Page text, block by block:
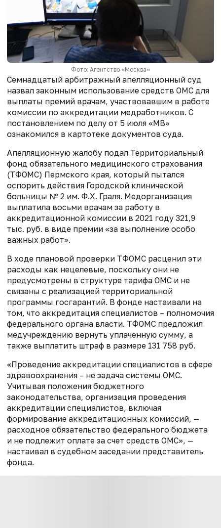
Фото: Агентство «Москва»
Семнадцатый арбитражный апелляционный суд
назвал законным использование средств ОМС для
выплаты премий врачам, участвовавшим в работе
комиссии по аккредитации медработников. С
постановлением по делу от 5 июля «МВ»
ознакомился в картотеке документов суда.
Апелляционную жалобу подал Территориальный
фонд обязательного медицинского страхования
(ТФОМС) Пермского края, который пытался
оспорить действия Городской клинической
больницы № 2 им. Ф.Х. Граля. Медорганизация
выплатила восьми врачам за работу в
аккредитационной комиссии в 2021 году 321,9
тыс. руб. в виде премии «за выполнение особо
важных работ».
В ходе плановой проверки ТФОМС расценил эти
расходы как нецелевые, поскольку они не
предусмотрены в структуре тарифа ОМС и не
связаны с реализацией территориальной
программы госгарантий. В фонде настаивали на
том, что аккредитация специалистов – полномочия
федерального органа власти. ТФОМС предложил
медучреждению вернуть уплаченную сумму, а
также выплатить штраф в размере 131 758 руб.
«Проведение аккредитации специалистов в сфере
здравоохранения – не задача системы ОМС.
Учитывая положения бюджетного
законодательства, организация проведения
аккредитации специалистов, включая
формирование аккредитационных комиссий, —
расходное обязательство федерального бюджета
и не подлежит оплате за счет средств ОМС», —
настаивал в судебном заседании представитель
фонда.